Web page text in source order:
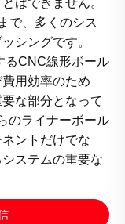
はできません。
で、多くのシス
シングです。
るCNC線形ボール
用効率のため
な部分となって
のライナーボール
ントだけでな
ステムの重要な